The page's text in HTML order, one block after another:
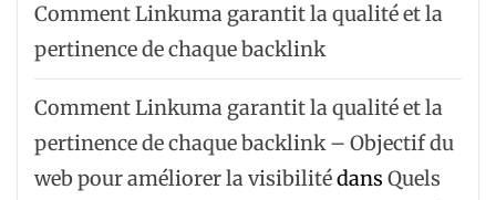
Comment Linkuma garantit la qualité et la
pertinence de chaque backlink
Comment Linkuma garantit la qualité et la
pertinence de chaque backlink – Objectif du
web pour améliorer la visibilitédans Quels